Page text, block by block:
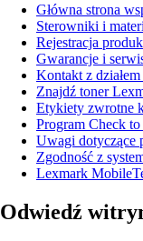
Główna strona
Sterowniki i
Rejestracja
Gwarancje i
Kontakt z
Znajdź toner
Etykiety zwrotne
Program Check to
Uwagi dotyczące
Zgodność z
Lexmark
Odwiedź